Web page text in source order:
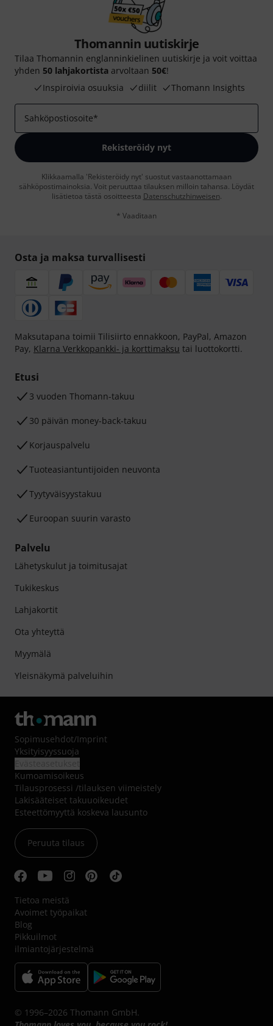
Thomannin uutiskirje
Tilaa Thomannin englanninkielinen uutiskirje ja voit voittaa
yhden 50 lahjakortista arvoltaan 50€!
Inspiroivia osuuksia
diilit Thomann Insights
Sahköpostiosoite*
Rekisteröidy nyt
Klikkaamalla 'Rekisteröidy nyt' suostut vastaanottamaan
sähköpostimainoksia. Voit peruuttaa tilauksen milloin tahansa. Löydät
lisätietoa tästä osoitteesta Datenschutzhinweisen.
* Vaaditaan
Osta ja maksa turvallisesti
Maksutapana toimii Tilisiirto ennakkoon, PayPal, Amazon
Pay, Klarna Verkkopankki- ja korttimaksu tai luottokortti.
Etusi
3 vuoden Thomann-takuu
30 päivän money-back-takuu
Korjauspalvelu
Tuoteasiantuntijoiden neuvonta
Tyytyväisyystakuu
Euroopan suurin varasto
Palvelu
Lähetyskulut ja toimitusajat
Tukikeskus
Lahjakortit
Ota yhteyttä
Myymälä
Yleisnäkymä palveluihin
Sopimusehdot/Imprint
Yksityisyyssuoja
Kumoamisoikeus
Tilausprosessi /tilauksen viimeistely
Lakisääteiset takuuoikeudet
Esteettömyyttä koskeva lausunto
Peruuta tilaus
Tietoa meistä
Avoimet työpaikat
Blog
Pikkuilmot
ilmiantojärjestelmä
© 1996–2026 Thomann GmbH.